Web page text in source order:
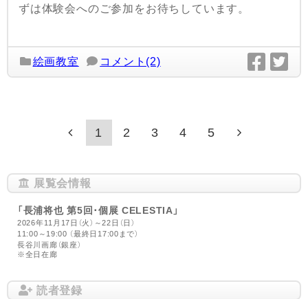
ずは体験会へのご参加をお待ちしています。
絵画教室 コメント(2)
1 2 3 4 5
展覧会情報
「長浦将也 第5回･個展 CELESTIA」
2026年11月17日（火）～22日（日）
11:00～19:00 （最終日17:00まで）
長谷川画廊（銀座）
※全日在廊
読者登録